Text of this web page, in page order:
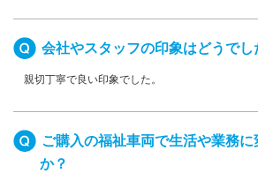
会社やスタッフの印象はどうでし
親切丁寧で良い印象でした。
ご購入の福祉車両で生活や業務
か？